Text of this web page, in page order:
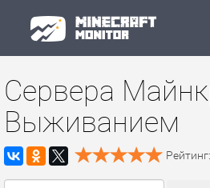
Сервера
Выживанием
Рейтинг: